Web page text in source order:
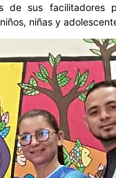
de sus facilitadores
niñas y